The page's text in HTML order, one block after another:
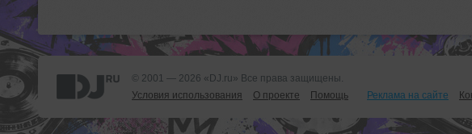
© 2001 — 2026 «DJ.ru» Все права защищены.
Условия использования
О проекте Помощь Реклама на сайте